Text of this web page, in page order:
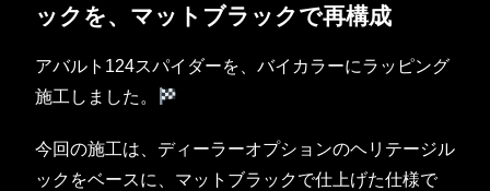
ックを、マットブラックで再構成
アバルト124スパイダーを、バイカラーにラッピング
施工しました。
今回の施工は、ディーラーオプションのヘリテージル
ックをベースに、マットブラックで仕上げた仕様で